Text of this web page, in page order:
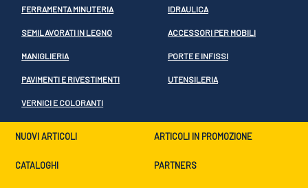
FERRAMENTA MINUTERIA IDRAULICA
SEMILAVORATI IN LEGNO ACCESSORI PER MOBILI
MANIGLIERIA PORTE E INFISSI
PAVIMENTI E RIVESTIMENTI UTENSILERIA
VERNICI E COLORANTI
NUOVI ARTICOLI ARTICOLI IN PROMOZIONE
CATALOGHI PARTNERS